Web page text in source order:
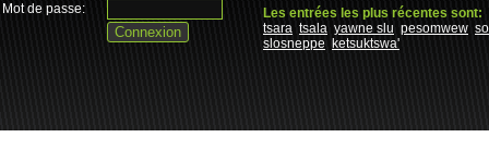
Mot de passe:
Les entrées les plus récentes sont:
tsara tsala yawne slu pesomwew
slosneppe
ketsuktswa'